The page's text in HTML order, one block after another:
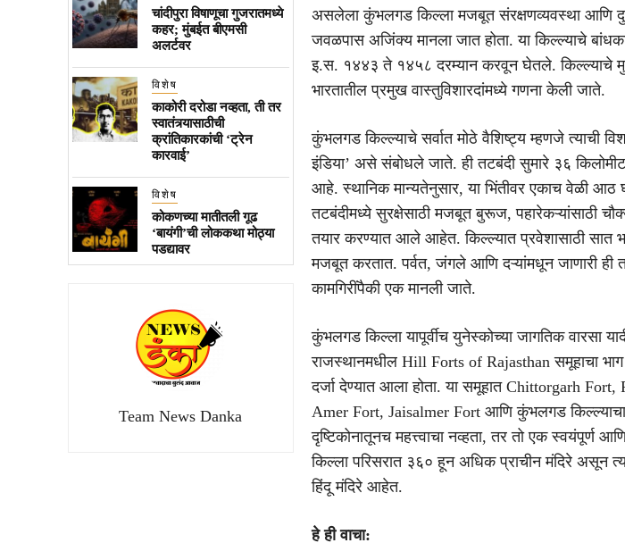
चांदीपुरा विषाणूचा गुजरातमध्ये
कहर; मुंबईत बीएमसी
अलर्टवर
विशेष
काकोरी दरोडा नव्हता, ती तर
स्वातंत्र्यासाठीची
क्रांतिकारकांची ‘ट्रेन
कारवाई’
विशेष
कोकणच्या मातीतली गूढ
‘बायंगी’ची लोककथा मोठ्या
पडद्यावर
Team News Danka
असलेला कुंभलगड किल्ला मजबूत संरक्षणव्यवस्था आणि
जवळपास अजिंक्य मानला जात होता. या किल्ल्याचे
इ.स. १४४३ ते १४५८ दरम्यान करवून घेतले. किल्ल्याचे
भारतातील प्रमुख वास्तुविशारदांमध्ये गणना केली जाते.
कुंभलगड किल्ल्याचे सर्वात मोठे वैशिष्ट्य म्हणजे त्याची
इंडिया’ असे संबोधले जाते. ही तटबंदी सुमारे ३६
आहे. स्थानिक मान्यतेनुसार, या भिंतीवर एकाच वेळी
तटबंदीमध्ये सुरक्षेसाठी मजबूत बुरूज, पहारेकऱ्यांसाठी
तयार करण्यात आले आहेत. किल्ल्यात प्रवेशासाठी सात
मजबूत करतात. पर्वत, जंगले आणि दऱ्यांमधून जाणारी ही
कामगिरींपैकी एक मानली जाते.
कुंभलगड किल्ला यापूर्वीच युनेस्कोच्या जागतिक वारसा
राजस्थानमधील Hill Forts of Rajasthan समूहाचा भाग
दर्जा देण्यात आला होता. या समूहात Chittorgarh
Amer Fort, Jaisalmer Fort आणि कुंभलगड
दृष्टिकोनातूनच महत्त्वाचा नव्हता, तर तो एक स्वयंपूर्ण
किल्ला परिसरात ३६० हून अधिक प्राचीन मंदिरे असून
हिंदू मंदिरे आहेत.
हे ही वाचा: